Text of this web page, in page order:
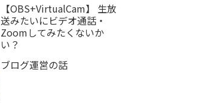
【OBS+VirtualCam】 生放
送みたいにビデオ通話・
Zoomしてみたくないか
い？
ブログ運営の話